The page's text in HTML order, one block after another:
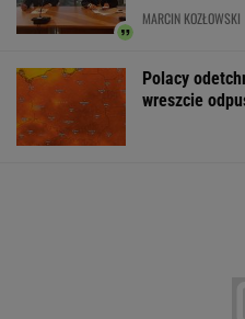
MARCIN KOZŁOWSKI
Polacy
wreszcie